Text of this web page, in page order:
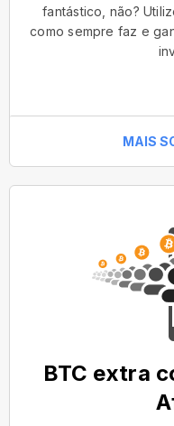
fantástico, não?
como sempre faz e
MAIS
BTC extra